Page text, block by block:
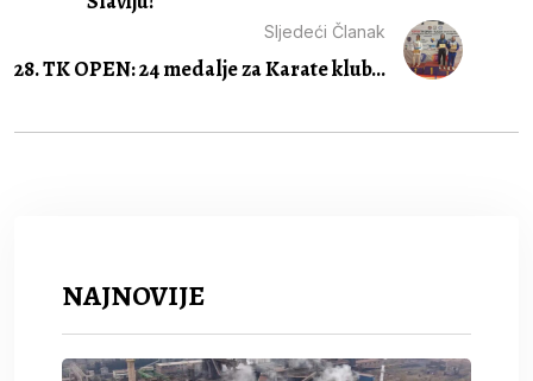
Sljedeći Članak
28. TK OPEN: 24 medalje za Karate klub...
NAJNOVIJE